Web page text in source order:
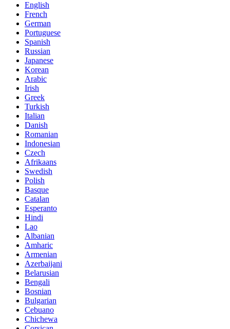
English
French
German
Portuguese
Spanish
Russian
Japanese
Korean
Arabic
Irish
Greek
Turkish
Italian
Danish
Romanian
Indonesian
Czech
Afrikaans
Swedish
Polish
Basque
Catalan
Esperanto
Hindi
Lao
Albanian
Amharic
Armenian
Azerbaijani
Belarusian
Bengali
Bosnian
Bulgarian
Cebuano
Chichewa